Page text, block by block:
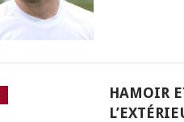
HAMOIR